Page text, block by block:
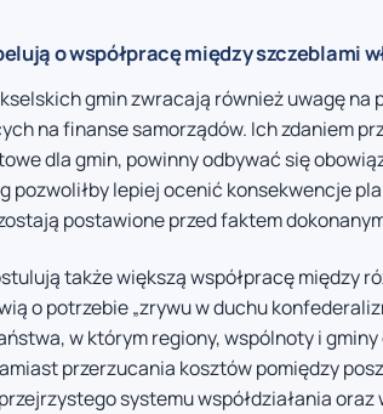
o współpracę między szczeblami
gmin zwracają również uwagę na
na finanse samorządów. Ich zdaniem
dla gmin, powinny odbywać się
pozwoliłby lepiej ocenić konsekwencje
postawione przed faktem
także większą współpracę między
o potrzebie „zrywu w duchu
w którym regiony, wspólnoty i
przerzucania kosztów pomiędzy
systemu współdziałania